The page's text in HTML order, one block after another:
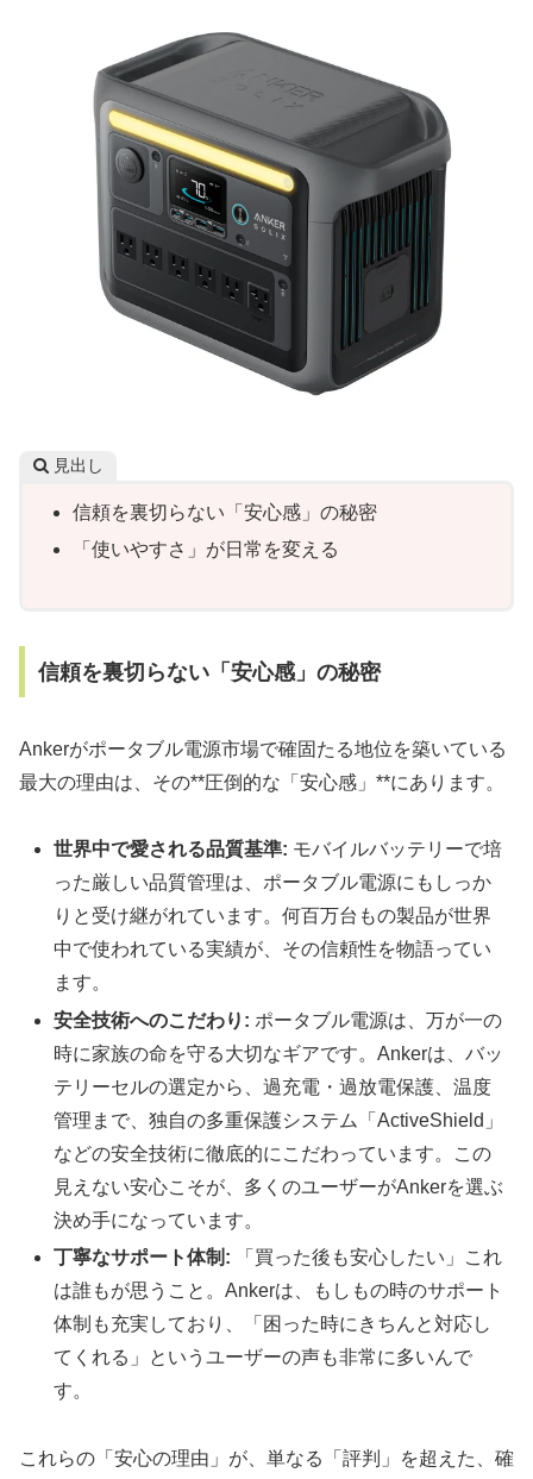
見出し
信頼を裏切らない「安心感」の秘密
「使いやすさ」が日常を変える
信頼を裏切らない「安心感」の秘密
Ankerがポータブル電源市場で確固たる地位を築いている
最大の理由は、その**圧倒的な「安心感」**にあります。
世界中で愛される品質基準: モバイルバッテリーで培
った厳しい品質管理は、ポータブル電源にもしっか
りと受け継がれています。何百万台もの製品が世界
中で使われている実績が、その信頼性を物語ってい
ます。
安全技術へのこだわり: ポータブル電源は、万が一の
時に家族の命を守る大切なギアです。Ankerは、バッ
テリーセルの選定から、過充電・過放電保護、温度
管理まで、独自の多重保護システム「ActiveShield」
などの安全技術に徹底的にこだわっています。この
見えない安心こそが、多くのユーザーがAnkerを選ぶ
決め手になっています。
丁寧なサポート体制: 「買った後も安心したい」これ
は誰もが思うこと。Ankerは、もしもの時のサポート
体制も充実しており、「困った時にきちんと対応し
てくれる」というユーザーの声も非常に多いんで
す。
これらの「安心の理由」が、単なる「評判」を超えた、確